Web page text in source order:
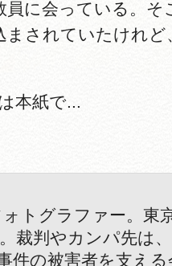
員に会っている。
まされていたけれ
本紙で...
トグラファー。東
裁判やカンパ先は
件の被害者を支える